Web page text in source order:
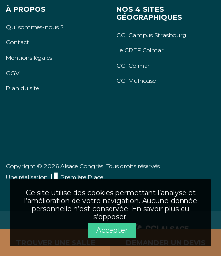
TROUVER UNE SALLE DEMANDER UN DEVIS
À PROPOS
Qui sommes-nous ?
Contact
Mentions légales
CGV
Plan du site
NOS 4 SITES
GÉOGRAPHIQUES
CCI Campus Strasbourg
Le CREF Colmar
CCI Colmar
CCI Mulhouse
Copyright © 2026 Alsace Congrès. Tous droits réservés.
Une réalisation
Première Place
CCI Alsace Eurométropole
Ce site utilise des cookies permettant l’analyse et
l’amélioration de votre navigation. Aucune donnée
personnelle n’est conservée. En savoir plus ou
s’opposer.
Accepter